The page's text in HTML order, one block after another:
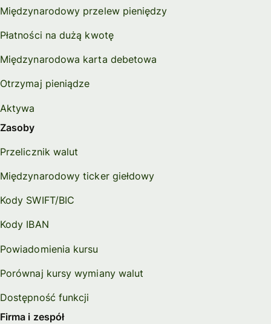
Międzynarodowy przelew pieniędzy
Płatności na dużą kwotę
Międzynarodowa karta debetowa
Otrzymaj pieniądze
Aktywa
Zasoby
Przelicznik walut
Międzynarodowy ticker giełdowy
Kody SWIFT/BIC
Kody IBAN
Powiadomienia kursu
Porównaj kursy wymiany walut
Dostępność funkcji
Firma i zespół